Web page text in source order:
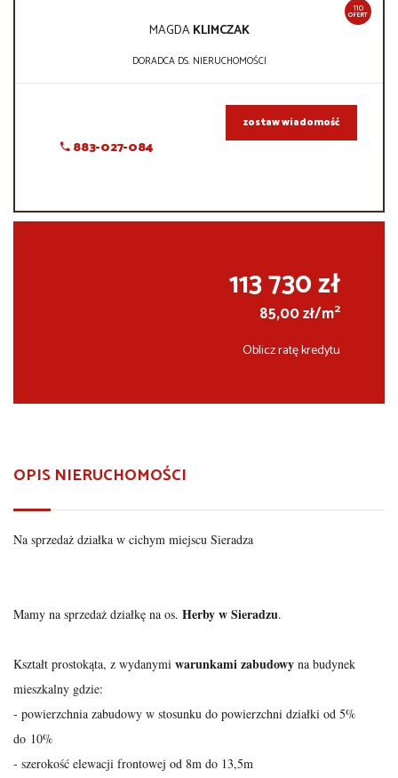
110
OFERT
MAGDAKLIMCZAK
DORADCA DS. NIERUCHOMOŚCI
883-027-084
zostaw wiadomość
113 730 zł
85,00 zł/m2
Oblicz ratę kredytu
OPIS NIERUCHOMOŚCI
Na sprzedaż działka w cichym miejscu Sieradza
Mamy na sprzedaż działkę na os. Herby w Sieradzu.
Kształt prostokąta, z wydanymi warunkami zabudowy na budynek
mieszkalny gdzie:
- powierzchnia zabudowy w stosunku do powierzchni działki od 5%
do 10%
- szerokość elewacji frontowej od 8m do 13,5m